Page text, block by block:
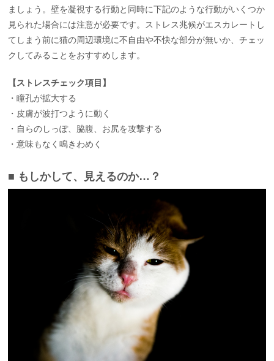
ましょう。壁を凝視する行動と同時に下記のような行動がいくつか
見られた場合には注意が必要です。ストレス兆候がエスカレートし
てしまう前に猫の周辺環境に不自由や不快な部分が無いか、チェッ
クしてみることをおすすめします。
【ストレスチェック項目】
・瞳孔が拡大する
・皮膚が波打つように動く
・自らのしっぽ、脇腹、お尻を攻撃する
・意味もなく鳴きわめく
■ もしかして、見えるのか…？